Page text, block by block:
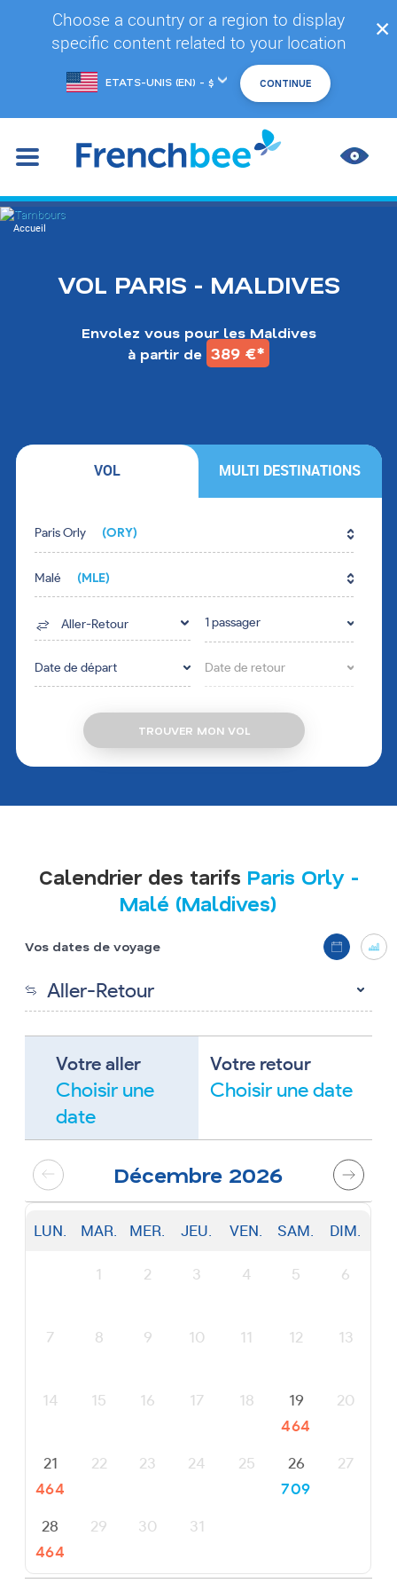
Choose a country or a region to display
specific content related to your location
de
✕
LES
You
Accueil
VOL MULTI DESTINATIONS
Fill in the form fields in the right order.
Paris Orly (ORY)
Malé (MLE)
Aller-Retour 1 passager
Date de départ Date de retour
VOL PARIS - MALDIVES
Envolez vous pour les Maldives
à partir de 389 €*
Calendrier des tarifs Paris Orly -
Malé (Maldives)
Affichage
Switch
Vos dates de voyage
Aller-Retour
Votre aller
Choisir une
date
Votre retour
Choisir une date
Décembre 2026
LUN. MAR. MER. JEU. VEN. SAM. DIM.
1 2 3 4 5 6
7 8 9 10 11 12 13
14 15 16 17 18
19
464
LOWEST FARE
20
21
464
LOWEST FARE
22 23 24 25
26
709
27
28
464
LOWEST FARE
29 30 31